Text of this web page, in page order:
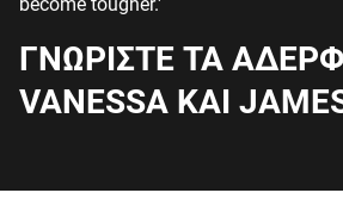
ΓΝΩΡΙΣΤΕ ΤΑ
VANESSA ΚΑΙ